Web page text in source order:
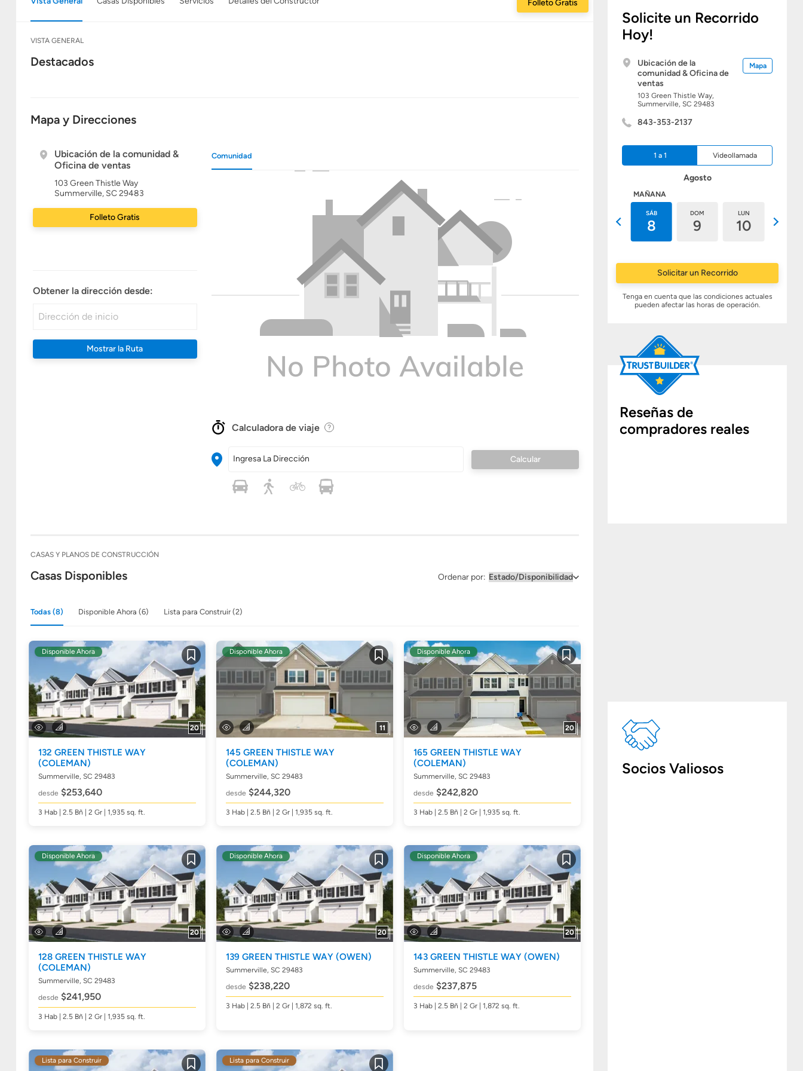
Solicite un Recorrido
Hoy!
Ubicación de la
comunidad & Oficina de
ventas
103 Green Thistle Way,
Summerville, SC 29483
Mapa
843-353-2137
1 a 1 Videollamada
Agosto
MAÑANA
SÁB
8
DOM
9
LUN
10
Solicitar un Recorrido
Tenga en cuenta que las condiciones actuales
pueden afectar las horas de operación.
Reseñas de
compradores reales
Socios Valiosos
Folleto Gratis
VISTA GENERAL
Destacados
Mapa y Direcciones
Ubicación de la comunidad &
Oficina de ventas
103 Green Thistle Way
Summerville, SC 29483
Folleto Gratis
Obtener la dirección desde:
Mostrar la Ruta
Comunidad
Calculadora de viaje
Ingresa La Dirección
CASAS Y PLANOS DE CONSTRUCCIÓN
Casas Disponibles Ordenar por:
Todas (8) Disponible Ahora (6) Lista para Construir (2)
Guardar
20
Disponible Ahora
132 GREEN THISTLE WAY
(COLEMAN)
Summerville, SC 29483
desde $253,640
3 Hab | 2.5 Bñ | 2 Gr | 1,935 sq. ft.
Guardar
11
Disponible Ahora
145 GREEN THISTLE WAY
(COLEMAN)
Summerville, SC 29483
desde $244,320
3 Hab| 2.5 Bñ | 2 Gr | 1,935 sq. ft.
Guardar
20
Disponible Ahora
165 GREEN THISTLE WAY
(COLEMAN)
Summerville, SC 29483
desde $242,820
3 Hab| 2.5 Bñ | 2 Gr | 1,935 sq. ft.
Guardar
20
Disponible Ahora
128 GREEN THISTLE WAY
(COLEMAN)
Summerville, SC 29483
desde $241,950
3 Hab | 2.5 Bñ | 2 Gr | 1,935 sq. ft.
Guardar
20
Disponible Ahora
139 GREEN THISTLE WAY (OWEN)
Summerville, SC 29483
desde $238,220
3 Hab| 2.5 Bñ | 2 Gr | 1,872 sq. ft.
Guardar
20
Disponible Ahora
143 GREEN THISTLE WAY (OWEN)
Summerville, SC 29483
desde $237,875
3 Hab| 2.5 Bñ | 2 Gr | 1,872 sq. ft.
Lista para Construir Lista para Construir